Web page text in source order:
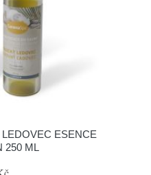
ESENCE
250 ML